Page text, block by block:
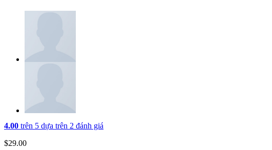
4.00 trên 5 dựa trên 2 đánh giá
$29.00